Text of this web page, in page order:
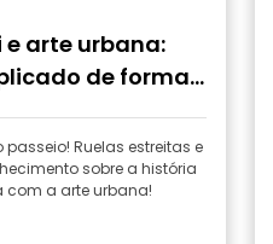
arte urbana:
de forma
Ruelas estreitas e
sobre a história
a arte urbana!